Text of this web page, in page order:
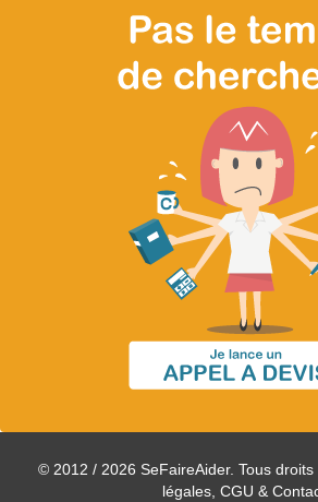
© 2012 / 2026 SeFaireAider. Tous droits
légales, CGU &